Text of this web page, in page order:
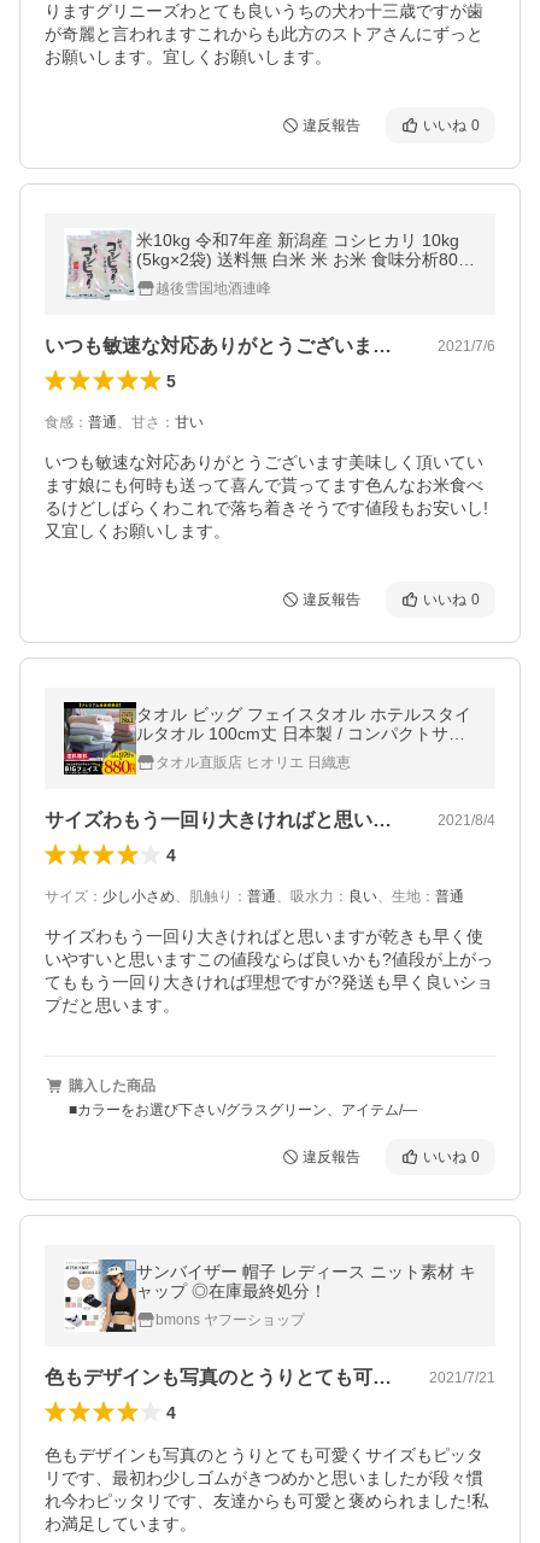
りますグリニーズわとても良いうちの犬わ十三歳ですが歯
が奇麗と言われますこれからも此方のストアさんにずっと
お願いします。宜しくお願いします。
違反報告 いいね 0
米10kg 令和7年産 新潟産 コシヒカリ 10kg
(5kg×2袋) 送料無 白米 米 お米 食味分析80点
以上 五ツ星お米マイスター厳選 生活応援価
格 単一原料米 爆買
越後雪国地酒連峰
いつも敏速な対応ありがとうございます美… 2021/7/6
5
食感 ： 普通、 甘さ ： 甘い
いつも敏速な対応ありがとうございます美味しく頂いてい
ます娘にも何時も送って喜んで貰ってます色んなお米食べ
るけどしばらくわこれで落ち着きそうです値段もお安いし!
又宜しくお願いします。
違反報告 いいね 0
タオル ビッグ フェイスタオル ホテルスタイ
ルタオル 100cm丈 日本製 / コンパクトサイ
ズ バスタオル 泉州タオル セール 日用品 サ
タプラ 圧縮 送料無料
タオル直販店 ヒオリエ 日織恵
サイズわもう一回り大きければと思います… 2021/8/4
4
サイズ ： 少し小さめ、 肌触り ： 普通、 吸水力 ： 良い、 生地 ： 普通
サイズわもう一回り大きければと思いますが乾きも早く使
いやすいと思いますこの値段ならば良いかも?値段が上がっ
てももう一回り大きければ理想ですが?発送も早く良いショ
プだと思います。
購入した商品
■カラーをお選び下さい/グラスグリーン、アイテム/―
違反報告 いいね 0
サンバイザー 帽子 レディース ニット素材 キ
ャップ ◎在庫最終処分！
bmons ヤフーショップ
色もデザインも写真のとうりとても可愛く… 2021/7/21
4
色もデザインも写真のとうりとても可愛くサイズもピッタ
リです、最初わ少しゴムがきつめかと思いましたが段々慣
れ今わピッタリです、友達からも可愛と褒められました!私
わ満足しています。